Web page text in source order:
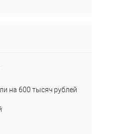
на 600 тысяч рублей